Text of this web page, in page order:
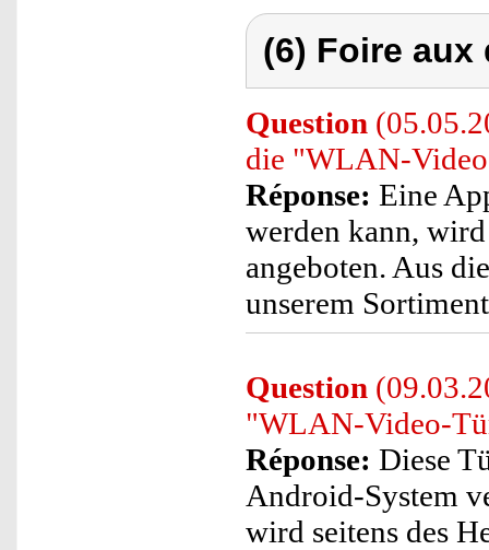
(6) Foire
Question
die "WLAN-
Réponse: Eine
werden kann,
angeboten. Aus
unserem
Question
"WLAN-Video-
Réponse: Diese
Android-System
wird seitens des